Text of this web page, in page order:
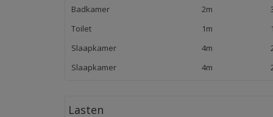
Badkamer
2m
Toilet
1m
Slaapkamer
4m
Slaapkamer
4m
Lasten